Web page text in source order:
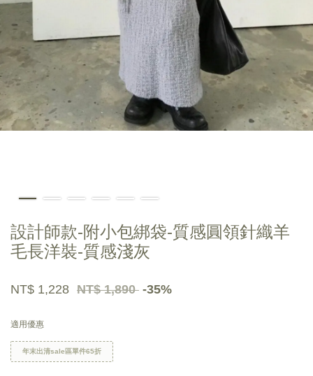
設計師款-附小包綁袋-質感圓領針織羊
毛長洋裝-質感淺灰
NT$ 1,228 NT$ 1,890 -35%
適用優惠
年末出清sale區單件65折